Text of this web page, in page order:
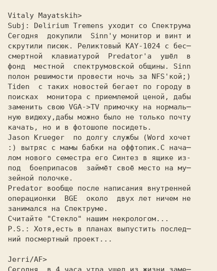
Vitaly Mayatskih>
Subj: Delirium Tremens уходит со Спектрума
Сегодня  докупили  Sinn'у монитор и винт и
скрутили писюк. Реликтовый KAY-1024 с бес─
смертной  клавиатурой  Predator'а  ушёл  в
фонд  местной  спектрумовской общины. Sinn
полон решимости провести ночь за NFS'кой;)
Tiden  с таких новостей бегает по городу в
поисках  монитора с приемлемой ценой, дабы
заменить свою VGA->TV примочку на нормаль─
ную видюху,дабы можно было не только почту
качать, но и в фотошопе посидеть.
Jason Krueger  по долгу службы (Word хочет
:) вытряс с мамы бабки на оффтопик.С нача─
лом нового семестра его Синтез в ящике из-
под  боеприпасов  займёт своё место на му─
зейной полочке.
Predator вообще после написания внутренней
операционки  BGE  около  двух лет ничем не
занимался на Спектруме.
Считайте "Стекло" нашим некрологом...
P.S.: Хотя,есть в планах выпустить послед─
Jerri/AF>